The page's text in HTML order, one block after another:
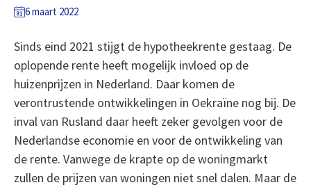
6 maart 2022
Sinds eind 2021 stijgt de hypotheekrente gestaag. De
oplopende rente heeft mogelijk invloed op de
huizenprijzen in Nederland. Daar komen de
verontrustende ontwikkelingen in Oekraïne nog bij. De
inval van Rusland daar heeft zeker gevolgen voor de
Nederlandse economie en voor de ontwikkeling van
de rente. Vanwege de krapte op de woningmarkt
zullen de prijzen van woningen niet snel dalen. Maar de